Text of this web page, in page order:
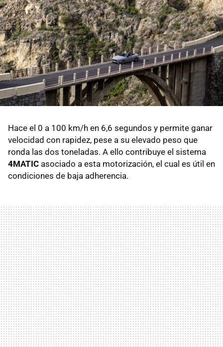
Hace el 0 a 100 km/h en 6,6 segundos y permite ganar
velocidad con rapidez, pese a su elevado peso que
ronda las dos toneladas. A ello contribuye el sistema
4MATIC asociado a esta motorización, el cual es útil en
condiciones de baja adherencia.